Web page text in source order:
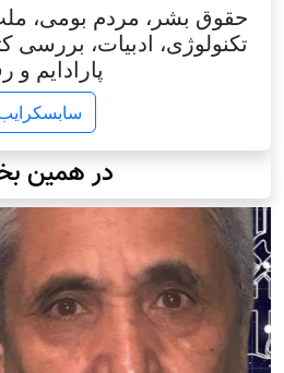
حقوق بشر، مردم بومی،
تکنولوژی، ادبیات، بررسی
پارادایم و
در همین